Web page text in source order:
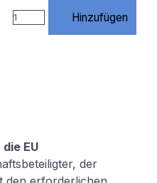
Hinzufügen
EU
der